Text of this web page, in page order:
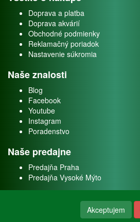
Doprava a platba
Doprava akvárií
Obchodné podmienky
Reklamačný poriadok
Nastavenie súkromia
Naše znalosti
Blog
Facebook
Youtube
Instagram
Poradenstvo
Naše predajne
Predajňa Praha
Predajňa Vysoké Mýto
Akceptujem